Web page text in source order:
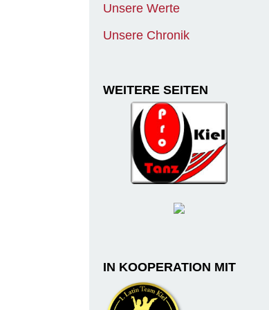
Unsere Werte
Unsere Chronik
WEITERE SEITEN
IN KOOPERATION MIT